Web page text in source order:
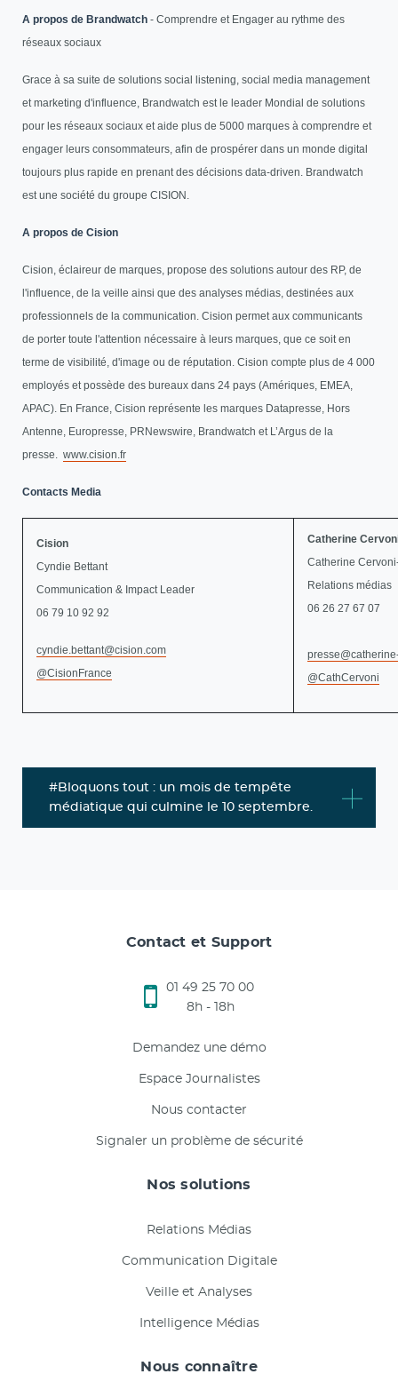
A propos de Brandwatch - Comprendre et Engager au rythme des
réseaux sociaux
Grace à sa suite de solutions social listening, social media management
et marketing d'influence, Brandwatch est le leader Mondial de solutions
pour les réseaux sociaux et aide plus de 5000 marques à comprendre et
engager leurs consommateurs, afin de prospérer dans un monde digital
toujours plus rapide en prenant des décisions data-driven. Brandwatch
est une société du groupe CISION.
A propos de Cision
Cision, éclaireur de marques, propose des solutions autour des RP, de
l'influence, de la veille ainsi que des analyses médias, destinées aux
professionnels de la communication. Cision permet aux communicants
de porter toute l'attention nécessaire à leurs marques, que ce soit en
terme de visibilité, d'image ou de réputation. Cision compte plus de 4 000
employés et possède des bureaux dans 24 pays (Amériques, EMEA,
APAC). En France, Cision représente les marques Datapresse, Hors
Antenne, Europresse, PRNewswire, Brandwatch et L’Argus de la
presse. www.cision.fr
Contacts Media
Cision
Cyndie Bettant
Communication & Impact Leader
06 79 10 92 92
cyndie.bettant@cision.com
@CisionFrance
Catherine
Catherine
Relations médias
06 26 27 67 07
@CathCervoni
#Bloquons tout : un mois de tempête
médiatique qui culmine le 10 septembre.
Contact et Support
01 49 25 70 00
8h - 18h
Demandez une démo
Espace Journalistes
Nous contacter
Signaler un problème de sécurité
Nos solutions
Relations Médias
Communication Digitale
Veille et Analyses
Intelligence Médias
Nous connaître